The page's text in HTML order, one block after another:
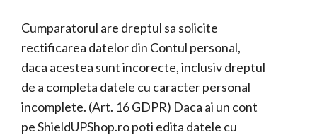
Cumparatorul are dreptul sa solicite
rectificarea datelor din Contul personal,
daca acestea sunt incorecte, inclusiv dreptul
de a completa datele cu caracter personal
incomplete. (Art. 16 GDPR) Daca ai un cont
pe ShieldUPShop.ro poti edita datele cu